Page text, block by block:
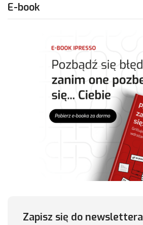
E-book
Zapisz się do newslettera